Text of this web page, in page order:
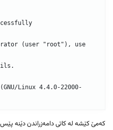
(user "root"), use
Linux 4.4.0-22000-
کەمێ کێشە لە کاتی دامەزراندن دێنە